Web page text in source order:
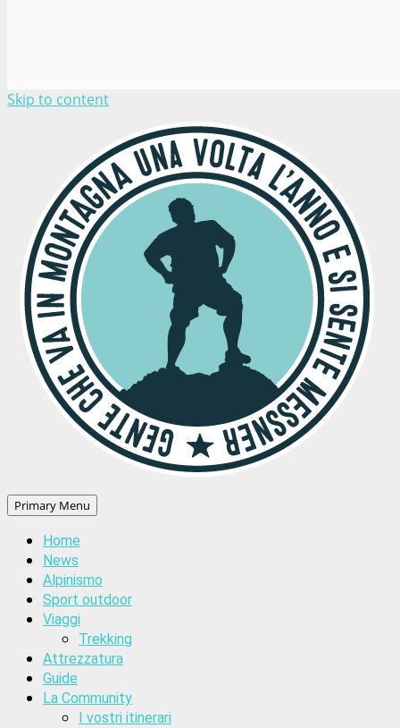
Skip to content
Primary Menu
Home
News
Alpinismo
Sport outdoor
Viaggi
Trekking
Attrezzatura
Guide
La Community
I vostri itinerari